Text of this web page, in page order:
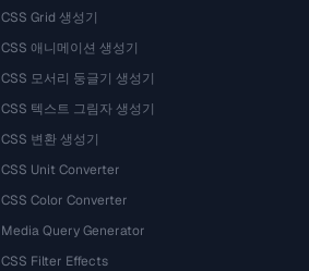
CSS Grid 생성기
CSS 애니메이션 생성기
CSS 모서리 둥글기 생성기
CSS 텍스트 그림자 생성기
CSS 변환 생성기
CSS Unit Converter
CSS Color Converter
Media Query Generator
CSS Filter Effects